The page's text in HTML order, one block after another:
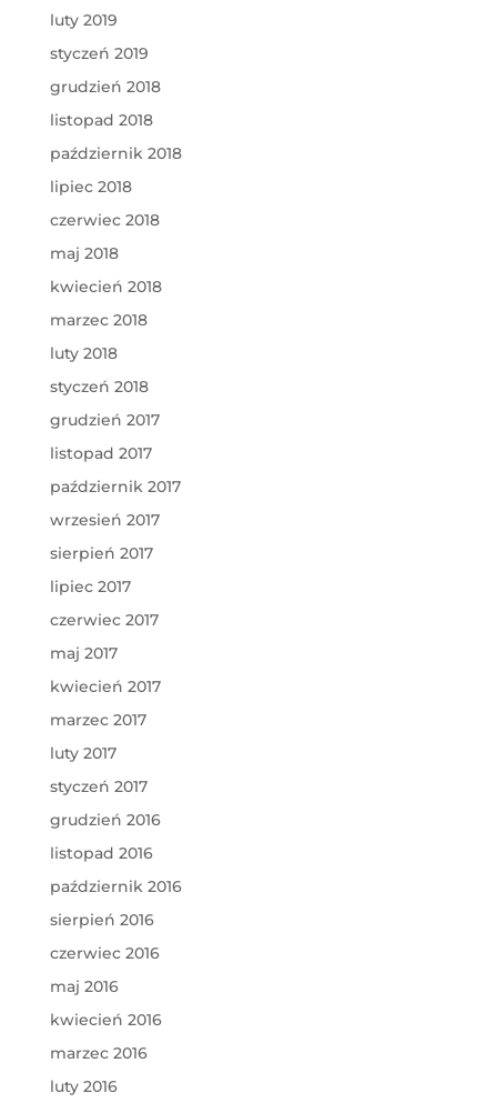
luty 2019
styczeń 2019
grudzień 2018
listopad 2018
październik 2018
lipiec 2018
czerwiec 2018
maj 2018
kwiecień 2018
marzec 2018
luty 2018
styczeń 2018
grudzień 2017
listopad 2017
październik 2017
wrzesień 2017
sierpień 2017
lipiec 2017
czerwiec 2017
maj 2017
kwiecień 2017
marzec 2017
luty 2017
styczeń 2017
grudzień 2016
listopad 2016
październik 2016
sierpień 2016
czerwiec 2016
maj 2016
kwiecień 2016
marzec 2016
luty 2016